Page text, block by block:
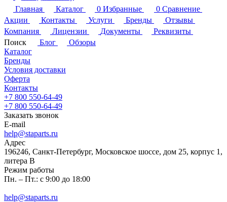
Главная
Каталог 0 Избранные 0 Сравнение
Акции
Контакты Услуги Бренды
Отзывы
Компания
Лицензии Документы
Реквизиты
Поиск
Блог
Обзоры
Каталог
Бренды
Условия доставки
Оферта
Контакты
+7 800 550-64-49
+7 800 550-64-49
Заказать звонок
E-mail
help@staparts.ru
Адрес
196246, Санкт-Петербург, Московское шоссе, дом 25, корпус 1,
литера В
Режим работы
Пн. – Пт.: с 9:00 до 18:00
help@staparts.ru